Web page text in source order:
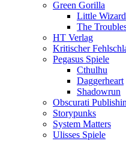
Green Gorilla
Little
The
HT Verlag
Kritischer
Pegasus Spiele
Cthulhu
Daggerheart
Shadowrun
Obscurati
Storypunks
System Matters
Ulisses Spiele